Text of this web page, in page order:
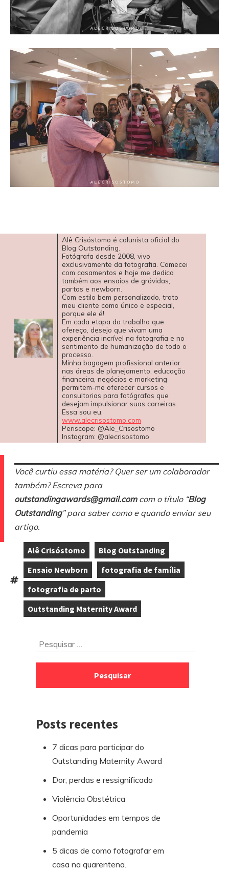
Alê Crisóstomo é colunista oficial do
Blog Outstanding.
Fotógrafa desde 2008, vivo
exclusivamente da fotografia. Comecei
com casamentos e hoje me dedico
também aos ensaios de grávidas,
partos e newborn.
Com estilo bem personalizado, trato
meu cliente como único e especial,
porque ele é!
Em cada etapa do trabalho que
ofereço, desejo que vivam uma
experiência incrível na fotografia e no
sentimento de humanização de todo o
processo.
Minha bagagem profissional anterior
nas áreas de planejamento, educação
financeira, negócios e marketing
permitem-me oferecer cursos e
consultorias para fotógrafos que
desejam impulsionar suas carreiras.
Essa sou eu.
www.alecrisostomo.com
Periscope: @Ale_Crisostomo
Instagram: @alecrisostomo
Você curtiu essa matéria? Quer ser um colaborador
também? Escreva para
outstandingawards@gmail.comcom o título “Blog
Outstanding” para saber como e quando enviar seu
artigo.
Tags:
Alê Crisóstomo
Blog Outstanding
,
Ensaio Newborn
fotografia de família
,
fotografia de parto
Outstanding Maternity Award
Pesquisar
Posts recentes
7 dicas para participar do
Outstanding Maternity Award
Dor, perdas e ressignificado
Violência Obstétrica
Oportunidades em tempos de
pandemia
5 dicas de como fotografar em
casa na quarentena.